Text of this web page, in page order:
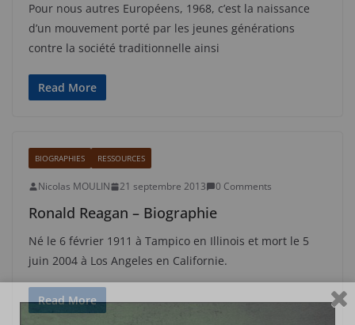
Pour nous autres Européens, 1968, c’est la naissance
d’un mouvement porté par les jeunes générations
contre la société traditionnelle ainsi
Read More
BIOGRAPHIES RESSOURCES
Nicolas MOULIN 21 septembre 2013 0 Comments
Ronald Reagan – Biographie
Né le 6 février 1911 à Tampico en Illinois et mort le 5
juin 2004 à Los Angeles en Californie.
Read More